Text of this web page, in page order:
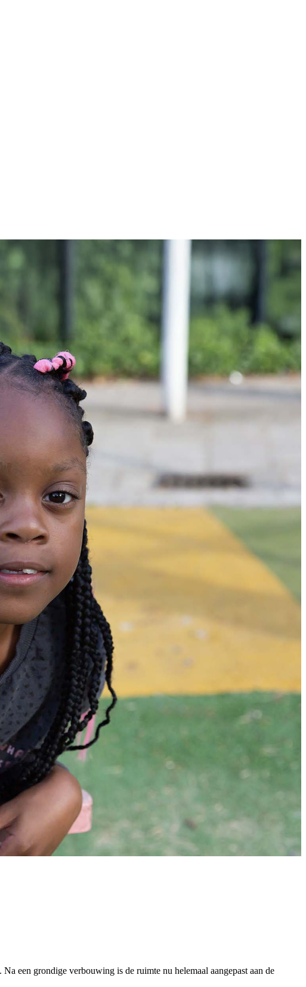
een grondige verbouwing is de ruimte nu helemaal aangepast aan de